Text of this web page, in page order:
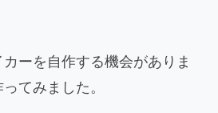
ーを自作する機会がありま
てみました。